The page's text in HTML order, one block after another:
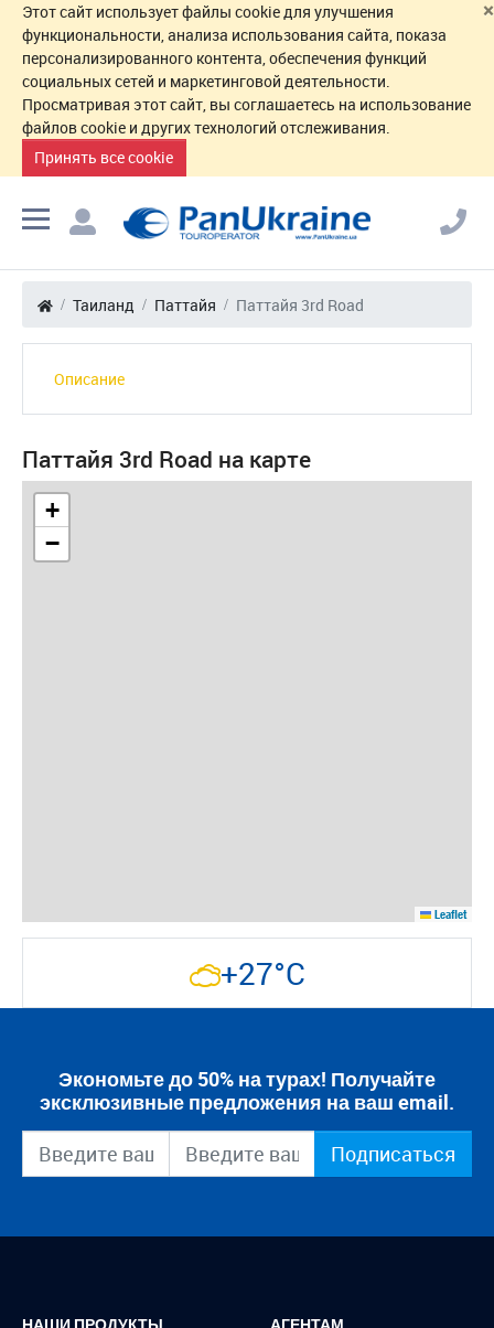
×
Этот сайт использует файлы cookie для улучшения
функциональности, анализа использования сайта, показа
персонализированного контента, обеспечения функций
социальных сетей и маркетинговой деятельности.
Просматривая этот сайт, вы соглашаетесь на использование
файлов cookie и других технологий отслеживания.
Принять все cookie
Таиланд Паттайя Паттайя 3rd Road
Описание
Паттайя 3rd Road на карте
+
−
Leaflet
+27°C
Экономьте до 50% на турах! Получайте
эксклюзивные предложения на ваш email.
Подписаться